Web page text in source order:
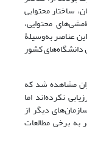
ساختار محتوایی
محتوایی،
عناصر به‌وسیلۀ
دانشگاه‌های کشور
مشاهده شد که
نکرده‌اند اما
دیگر از
برخی مطالعات